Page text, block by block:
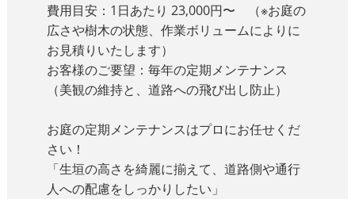
費用目安：1日あたり 23,000円〜 （※お庭の
広さや樹木の状態、作業ボリュームによりに
お見積りいたします）
お客様のご要望 ：毎年の定期メンテナンス
（美観の維持と、道路への飛び出し防止）
お庭の定期メンテナンスはプロにお任せくだ
さい！
「生垣の高さを綺麗に揃えて、道路側や通行
人への配慮をしっかりしたい」